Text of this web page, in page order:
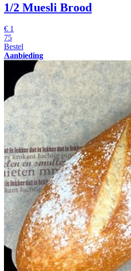
1/2 Muesli Brood
€ 1
75
Bestel
Aanbieding